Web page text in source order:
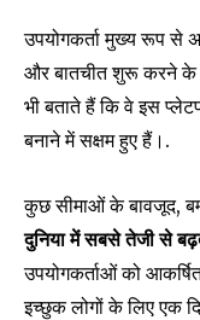
उपयोगकर्ता मुख्य रूप से
और बातचीत शुरू करने के
भी बताते हैं कि वे इस
बनाने में सक्षम हुए हैं।.
कुछ सीमाओं के बावजूद,
दुनिया में सबसे तेजी से
उपयोगकर्ताओं को
इच्छुक लोगों के लिए एक